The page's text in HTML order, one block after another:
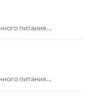
питания...
питания...